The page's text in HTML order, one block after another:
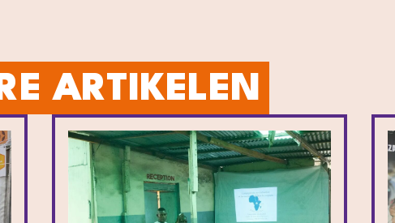
ARTIKELEN